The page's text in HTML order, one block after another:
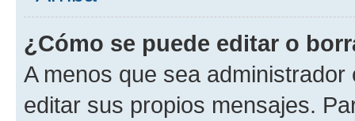
¿Cómo se puede editar o
A menos que sea
editar sus propios mensajes.